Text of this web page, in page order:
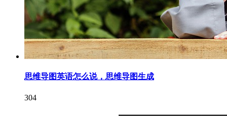
思维导图英语怎么说，思维导图生成
304